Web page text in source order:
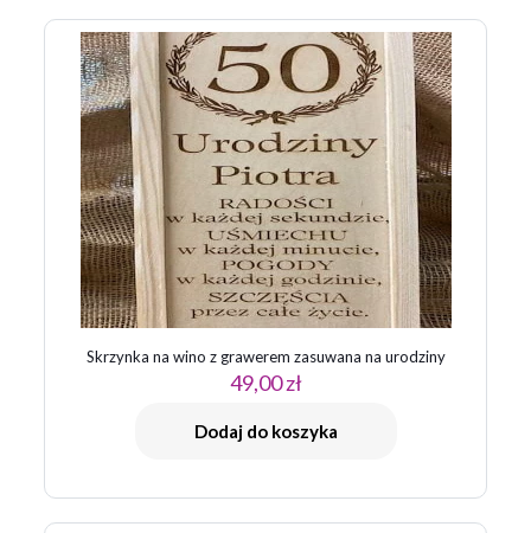
Skrzynka na wino z grawerem zasuwana na urodziny
49,00zł
Dodaj do koszyka